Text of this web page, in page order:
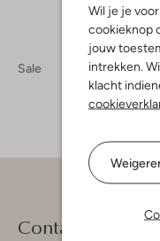
Wil je je
cookieknop
jouw
intrekken.
klacht
Sale
Contact